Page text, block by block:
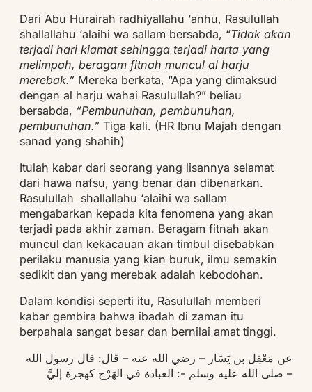
Dari Abu Hurairah radhiyallahu ‘anhu, Rasulullah
shallallahu ‘alaihi wa sallam bersabda, “Tidak akan
terjadi hari kiamat sehingga terjadi harta yang
melimpah, beragam fitnah muncul al harju
merebak.” Mereka berkata, “Apa yang dimaksud
dengan al harju wahai Rasulullah?” beliau
bersabda, “Pembunuhan, pembunuhan,
pembunuhan.” Tiga kali. (HR Ibnu Majah dengan
sanad yang shahih)
Itulah kabar dari seorang yang lisannya selamat
dari hawa nafsu, yang benar dan dibenarkan.
Rasulullah shallallahu ‘alaihi wa sallam
mengabarkan kepada kita fenomena yang akan
terjadi pada akhir zaman. Beragam fitnah akan
muncul dan kekacauan akan timbul disebabkan
perilaku manusia yang kian buruk, ilmu semakin
sedikit dan yang merebak adalah kebodohan.
Dalam kondisi seperti itu, Rasulullah memberi
kabar gembira bahwa ibadah di zaman itu
berpahala sangat besar dan bernilai amat tinggi.
عن مَعْقِل بن يَسَار – رضي الله عنه – قال: قال رسول الله
– صلى الله عليه وسلم -: العبادة في الهَرْج كهجرة إليَّ